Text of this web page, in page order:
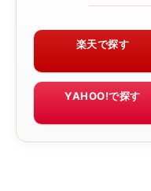
楽天で探す
YAHOO!で探す